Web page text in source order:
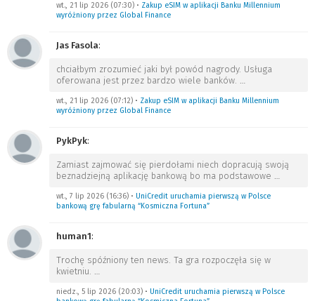
wt., 21 lip 2026 (07:30) • Zakup eSIM w aplikacji Banku Millennium
wyróżniony przez Global Finance
Jas Fasola:
chciałbym zrozumieć jaki był powód nagrody. Usługa
oferowana jest przez bardzo wiele banków. …
wt., 21 lip 2026 (07:12) • Zakup eSIM w aplikacji Banku Millennium
wyróżniony przez Global Finance
PykPyk:
Zamiast zajmować się pierdołami niech dopracują swoją
beznadziejną aplikację bankową bo ma podstawowe …
wt., 7 lip 2026 (16:36) • UniCredit uruchamia pierwszą w Polsce
bankową grę fabularną “Kosmiczna Fortuna”
human1:
Trochę spóźniony ten news. Ta gra rozpoczęła się w
kwietniu. …
niedz., 5 lip 2026 (20:03) • UniCredit uruchamia pierwszą w Polsce